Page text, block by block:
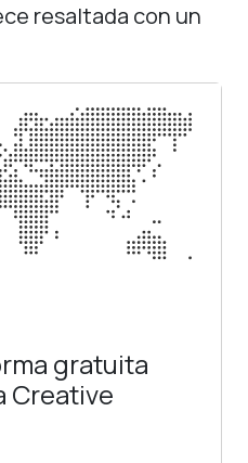
resaltada con un
gratuita
Creative